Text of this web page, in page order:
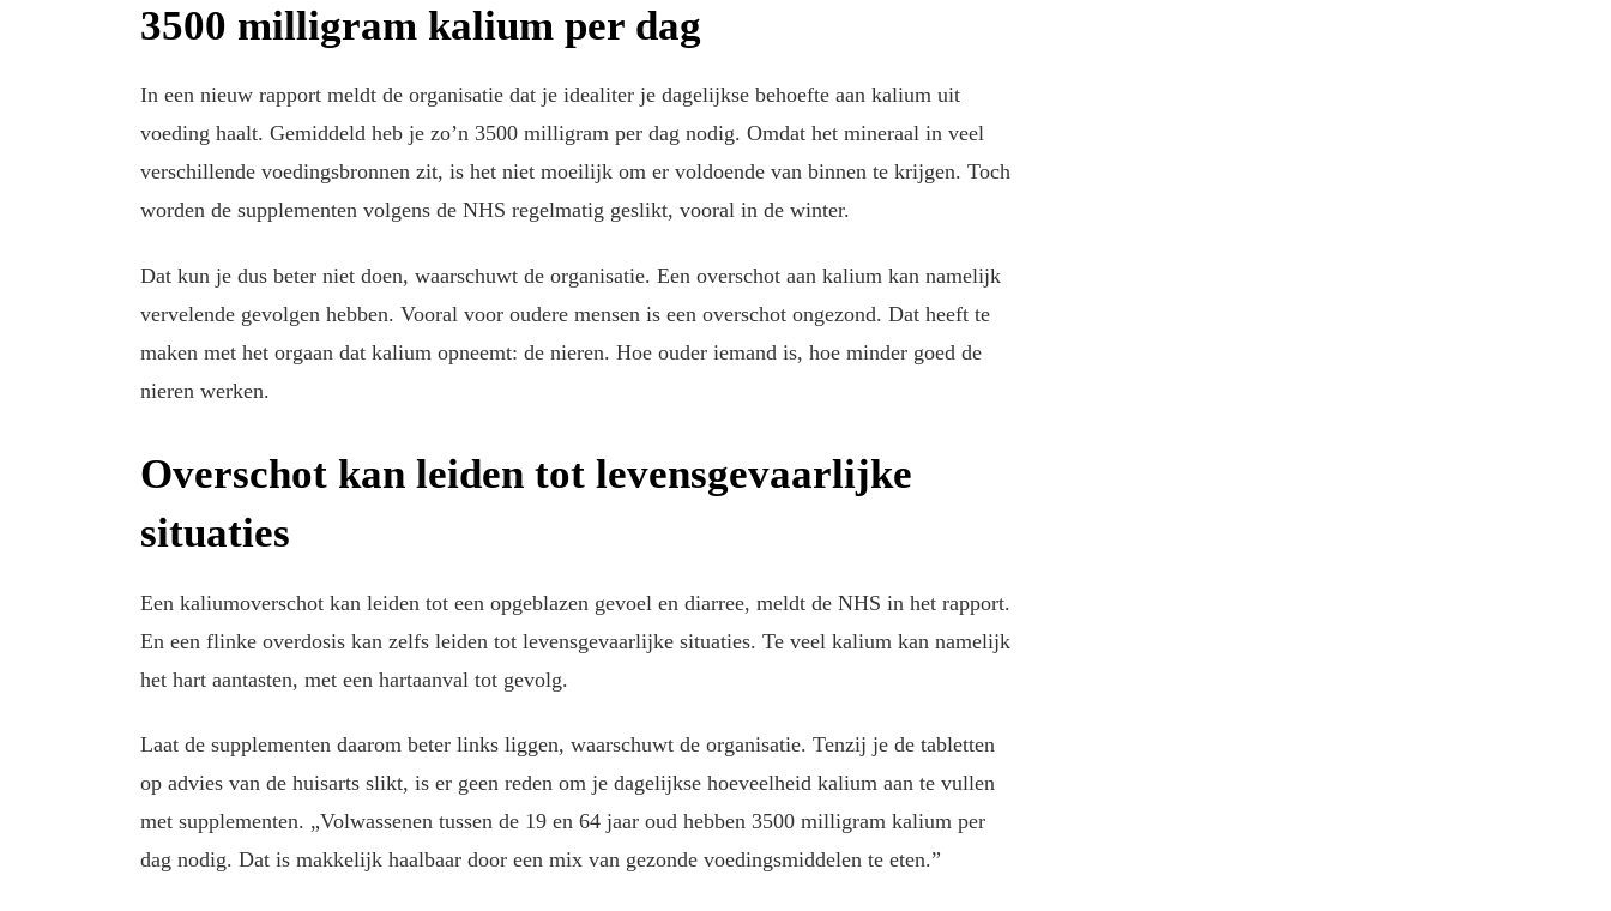
3500 milligram kalium per dag
In een nieuw rapport meldt de organisatie dat je idealiter je dagelijkse behoefte aan kalium uit
voeding haalt. Gemiddeld heb je zo’n 3500 milligram per dag nodig. Omdat het mineraal in veel
verschillende voedingsbronnen zit, is het niet moeilijk om er voldoende van binnen te krijgen. Toch
worden de supplementen volgens de NHS regelmatig geslikt, vooral in de winter.
Dat kun je dus beter niet doen, waarschuwt de organisatie. Een overschot aan kalium kan namelijk
vervelende gevolgen hebben. Vooral voor oudere mensen is een overschot ongezond. Dat heeft te
maken met het orgaan dat kalium opneemt: de nieren. Hoe ouder iemand is, hoe minder goed de
nieren werken.
Overschot kan leiden tot levensgevaarlijke
situaties
Een kaliumoverschot kan leiden tot een opgeblazen gevoel en diarree, meldt de NHS in het rapport.
En een flinke overdosis kan zelfs leiden tot levensgevaarlijke situaties. Te veel kalium kan namelijk
het hart aantasten, met een hartaanval tot gevolg.
Laat de supplementen daarom beter links liggen, waarschuwt de organisatie. Tenzij je de tabletten
op advies van de huisarts slikt, is er geen reden om je dagelijkse hoeveelheid kalium aan te vullen
met supplementen. „Volwassenen tussen de 19 en 64 jaar oud hebben 3500 milligram kalium per
dag nodig. Dat is makkelijk haalbaar door een mix van gezonde voedingsmiddelen te eten.”